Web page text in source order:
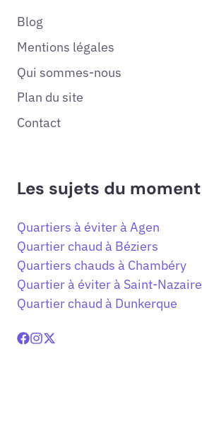
Blog
Mentions légales
Qui sommes-nous
Plan du site
Contact
Les sujets du moment
Quartiers à éviter à Agen
Quartier chaud à Béziers
Quartiers chauds à Chambéry
Quartier à éviter à Saint-Nazaire
Quartier chaud à Dunkerque